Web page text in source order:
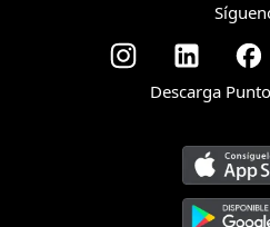
Descarga